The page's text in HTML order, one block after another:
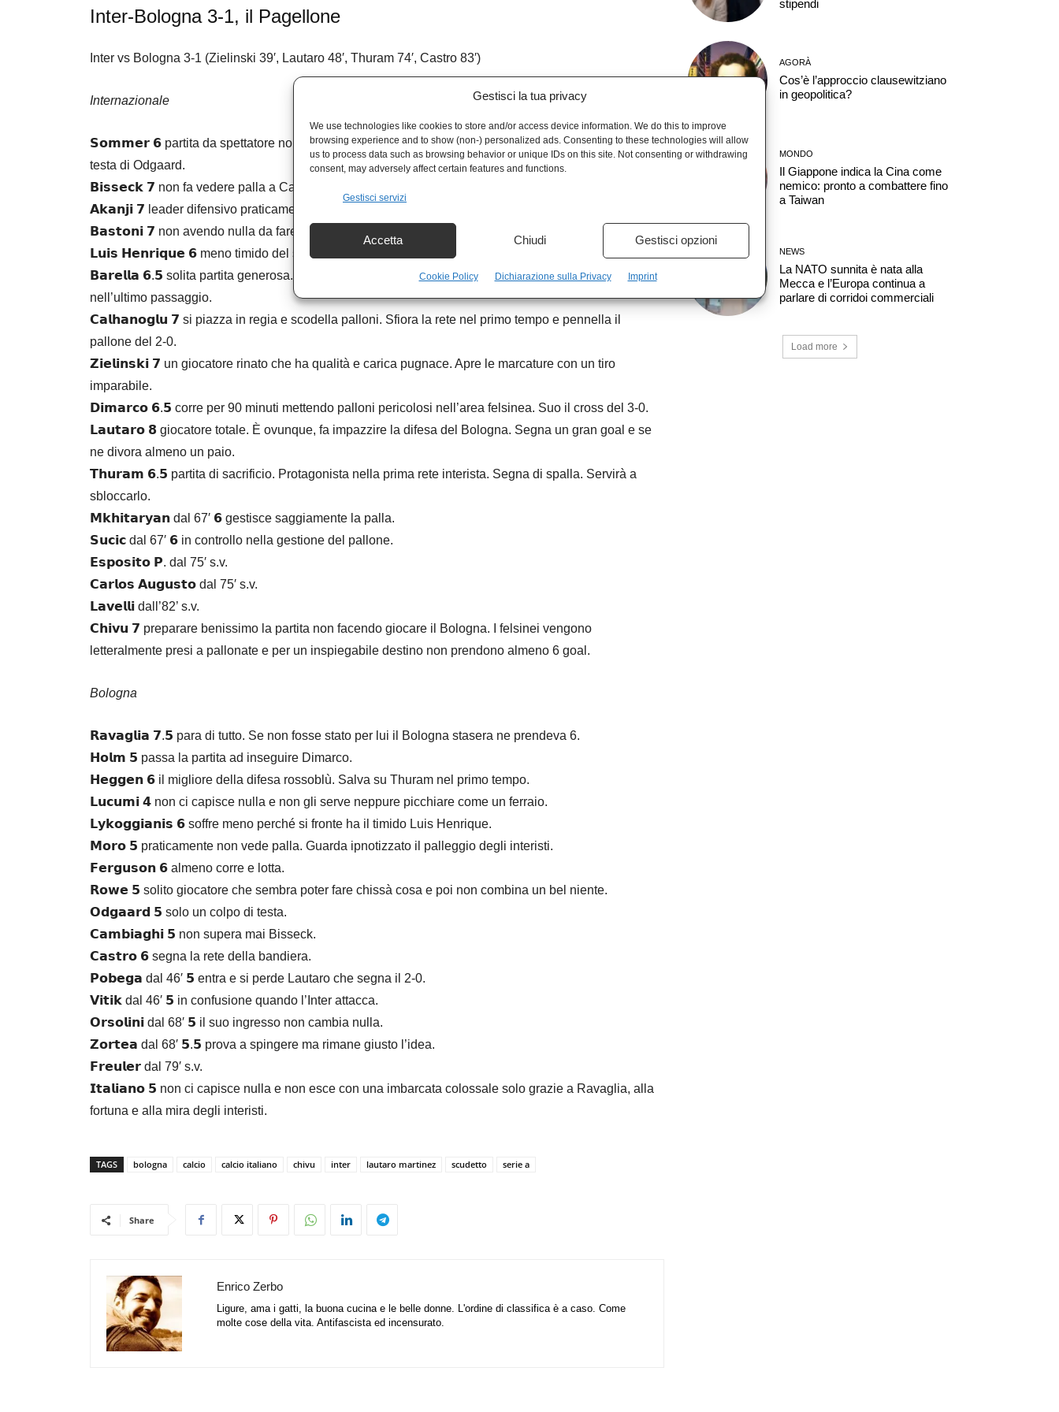
Gestisci la tua privacy
We use technologies like cookies to store and/or access device information. We do this to improve
browsing experience and to show (non-) personalized ads. Consenting to these technologies will allow
us to process data such as browsing behavior or unique IDs on this site. Not consenting or withdrawing
consent, may adversely affect certain features and functions.
Gestisci servizi
Accetta Chiudi Gestisci opzioni
Cookie Policy Dichiarazione sulla Privacy Imprint
Inter-Bologna 3-1, il Pagellone
Inter vs Bologna 3-1 (Zielinski 39′, Lautaro 48′, Thuram 74′, Castro 83′)
Internazionale
𝗦𝗼𝗺𝗺𝗲𝗿 𝟲 partita da spettatore non pagante sulla rete è incolpevole. Un po’ indeciso sul colpo di
testa di Odgaard.
𝗕𝗶𝘀𝘀𝗲𝗰𝗸 𝟳 non fa vedere palla a Cambiaghi.
𝗔𝗸𝗮𝗻𝗷𝗶 𝟳 leader difensivo praticamente perfetto. A parte un pallone perso ad inizio ripresa. Succede.
𝗕𝗮𝘀𝘁𝗼𝗻𝗶 𝟳 non avendo nulla da fare in difesa spinge a più non posso. Sfiora la rete di testa.
𝗟𝘂𝗶𝘀 𝗛𝗲𝗻𝗿𝗶𝗾𝘂𝗲 𝟲 meno timido del solito. Avrebbe potuto spingere di più.
𝗕𝗮𝗿𝗲𝗹𝗹𝗮 𝟲.𝟱 solita partita generosa. È in ogni parte del campo. Dovrebbe essere più incisivo
nell’ultimo passaggio.
𝗖𝗮𝗹𝗵𝗮𝗻𝗼𝗴𝗹𝘂 𝟳 si piazza in regia e scodella palloni. Sfiora la rete nel primo tempo e pennella il
pallone del 2-0.
𝗭𝗶𝗲𝗹𝗶𝗻𝘀𝗸𝗶 𝟳 un giocatore rinato che ha qualità e carica pugnace. Apre le marcature con un tiro
imparabile.
𝗗𝗶𝗺𝗮𝗿𝗰𝗼 𝟲.𝟱 corre per 90 minuti mettendo palloni pericolosi nell’area felsinea. Suo il cross del 3-0.
𝗟𝗮𝘂𝘁𝗮𝗿𝗼 𝟴 giocatore totale. È ovunque, fa impazzire la difesa del Bologna. Segna un gran goal e se
ne divora almeno un paio.
𝗧𝗵𝘂𝗿𝗮𝗺 𝟲.𝟱 partita di sacrificio. Protagonista nella prima rete interista. Segna di spalla. Servirà a
sbloccarlo.
𝗠𝗸𝗵𝗶𝘁𝗮𝗿𝘆𝗮𝗻 dal 67′ 𝟲 gestisce saggiamente la palla.
𝗦𝘂𝗰𝗶𝗰 dal 67′ 𝟲 in controllo nella gestione del pallone.
𝗘𝘀𝗽𝗼𝘀𝗶𝘁𝗼 𝗣. dal 75′ s.v.
𝗖𝗮𝗿𝗹𝗼𝘀 𝗔𝘂𝗴𝘂𝘀𝘁𝗼 dal 75′ s.v.
𝗟𝗮𝘃𝗲𝗹𝗹𝗶 dall’82’ s.v.
𝗖𝗵𝗶𝘃𝘂 𝟳 preparare benissimo la partita non facendo giocare il Bologna. I felsinei vengono
letteralmente presi a pallonate e per un inspiegabile destino non prendono almeno 6 goal.
Bologna
𝗥𝗮𝘃𝗮𝗴𝗹𝗶𝗮 𝟳.𝟱 para di tutto. Se non fosse stato per lui il Bologna stasera ne prendeva 6.
𝗛𝗼𝗹𝗺 𝟱 passa la partita ad inseguire Dimarco.
𝗛𝗲𝗴𝗴𝗲𝗻 𝟲 il migliore della difesa rossoblù. Salva su Thuram nel primo tempo.
𝗟𝘂𝗰𝘂𝗺𝗶 𝟰 non ci capisce nulla e non gli serve neppure picchiare come un ferraio.
𝗟𝘆𝗸𝗼𝗴𝗴𝗶𝗮𝗻𝗶𝘀 𝟲 soffre meno perché si fronte ha il timido Luis Henrique.
𝗠𝗼𝗿𝗼 𝟱 praticamente non vede palla. Guarda ipnotizzato il palleggio degli interisti.
𝗙𝗲𝗿𝗴𝘂𝘀𝗼𝗻 𝟲 almeno corre e lotta.
𝗥𝗼𝘄𝗲 𝟱 solito giocatore che sembra poter fare chissà cosa e poi non combina un bel niente.
𝗢𝗱𝗴𝗮𝗮𝗿𝗱 𝟱 solo un colpo di testa.
𝗖𝗮𝗺𝗯𝗶𝗮𝗴𝗵𝗶 𝟱 non supera mai Bisseck.
𝗖𝗮𝘀𝘁𝗿𝗼 𝟲 segna la rete della bandiera.
𝗣𝗼𝗯𝗲𝗴𝗮 dal 46′ 𝟱 entra e si perde Lautaro che segna il 2-0.
𝗩𝗶𝘁𝗶𝗸 dal 46′ 𝟱 in confusione quando l’Inter attacca.
𝗢𝗿𝘀𝗼𝗹𝗶𝗻𝗶 dal 68′ 𝟱 il suo ingresso non cambia nulla.
𝗭𝗼𝗿𝘁𝗲𝗮 dal 68′ 𝟱.𝟱 prova a spingere ma rimane giusto l’idea.
𝗙𝗿𝗲𝘂𝗹𝗲𝗿 dal 79′ s.v.
𝗜𝘁𝗮𝗹𝗶𝗮𝗻𝗼 𝟱 non ci capisce nulla e non esce con una imbarcata colossale solo grazie a Ravaglia, alla
fortuna e alla mira degli interisti.
TAGS bologna calcio calcio italiano chivu inter lautaro martinez scudetto serie a
Share
Enrico Zerbo
Ligure, ama i gatti, la buona cucina e le belle donne. L'ordine di classifica è a caso. Come
molte cose della vita. Antifascista ed incensurato.
stipendi
AGORÀ
Cos’è l’approccio clausewitziano
in geopolitica?
MONDO
Il Giappone indica la Cina come
nemico: pronto a combattere fino
a Taiwan
NEWS
La NATO sunnita è nata alla
Mecca e l’Europa continua a
parlare di corridoi commerciali
Load more